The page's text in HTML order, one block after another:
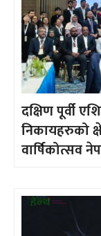
दक्षिण पूर्वी
निकायहरुको
वार्षिकोत्सव